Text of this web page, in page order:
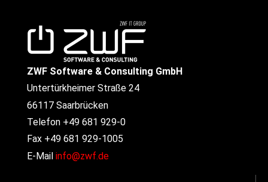
ZWF Software & Consulting GmbH
Untertürkheimer Straße 24
66117 Saarbrücken
Telefon +49 681 929-0
Fax +49 681 929-1005
E-Mail info@zwf.de